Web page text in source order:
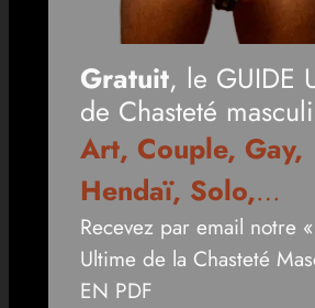
Gratuit, le GUIDE
de Chasteté
Art, Couple, Gay,
Hendaï, Solo,…
Recevez par email notre
Ultime de la Chasteté
EN PDF